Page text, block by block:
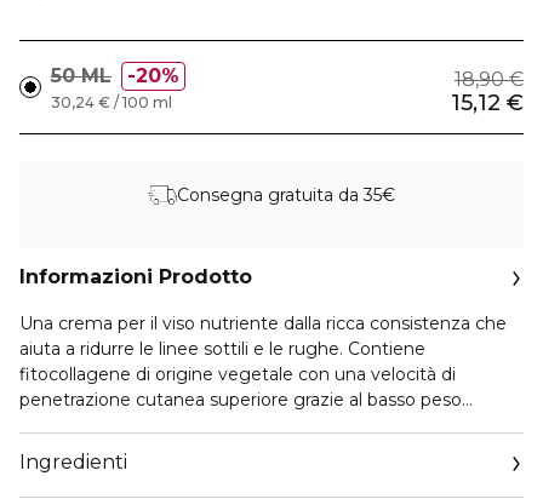
50 ML 20% 18,90 €
15,12 €
30,24 € / 100 ml
Consegna gratuita da 35€
Informazioni Prodotto
Una crema per il viso nutriente dalla ricca consistenza che
aiuta a ridurre le linee sottili e le rughe. Contiene
fitocollagene di origine vegetale con una velocità di
penetrazione cutanea superiore grazie al basso peso
pelle appena pulita. Massaggia delicatamente con le mani
sulla pelle.
Ingredienti